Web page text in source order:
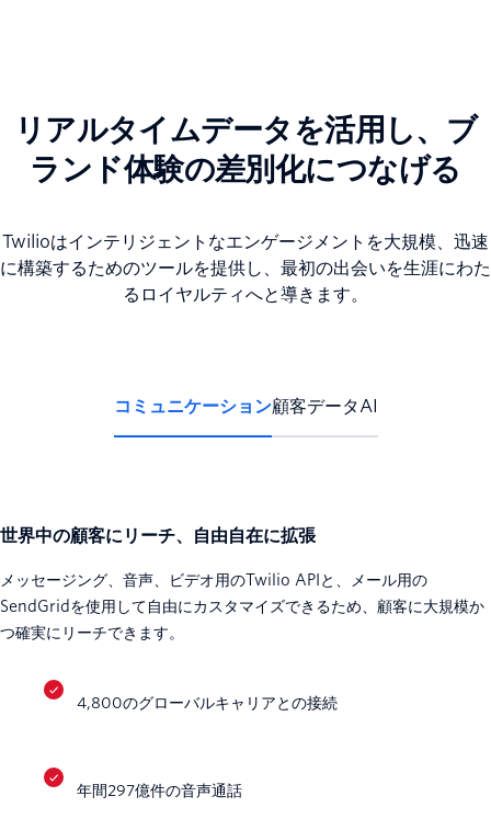
リアルタイムデータを活用し、ブ
ランド体験の差別化につなげる
Twilioはインテリジェントなエンゲージメントを大規模、迅速
に構築するためのツールを提供し、最初の出会いを生涯にわた
るロイヤルティへと導きます。
コミュニケーション顧客データAI
世界中の顧客にリーチ、自由自在に拡張
メッセージング、音声、ビデオ用のTwilio APIと、メール用の
SendGridを使用して自由にカスタマイズできるため、顧客に大規模か
つ確実にリーチできます。
4,800のグローバルキャリアとの接続
年間297億件の音声通話